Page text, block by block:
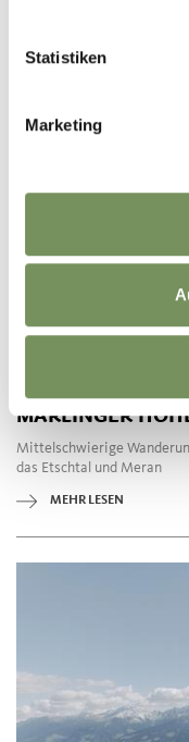
Statistiken
Marketing
MARLINGER
Mittelschwierige
das Etschtal und Meran
MEHR LESEN